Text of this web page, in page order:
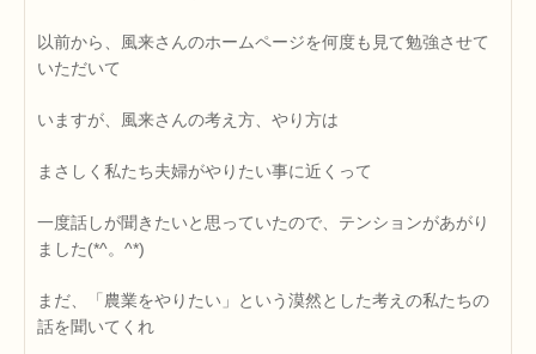
以前から、風来さんのホームページを何度も見て勉強させて
いただいて
いますが、風来さんの考え方、やり方は
まさしく私たち夫婦がやりたい事に近くって
一度話しが聞きたいと思っていたので、テンションがあがり
ました(*^。^*)
まだ、「農業をやりたい」という漠然とした考えの私たちの
話を聞いてくれ